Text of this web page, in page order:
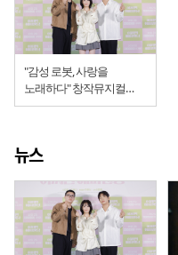
"감성 로봇, 사랑을
노래하다" 창작뮤지컬
'어쩌면 해피엔딩' 영화로
뉴스